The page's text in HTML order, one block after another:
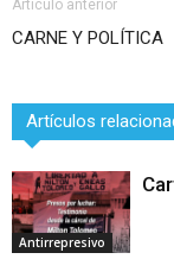
Artículo anterior
CARNE Y POLÍTICA
Artículos
Antirrepresivo